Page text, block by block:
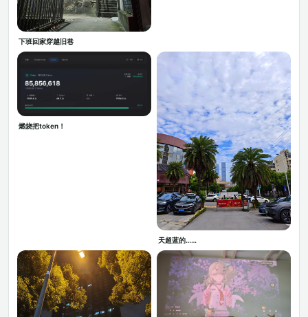
下班回家穿越旧巷
燃烧把token！
天超蓝的……